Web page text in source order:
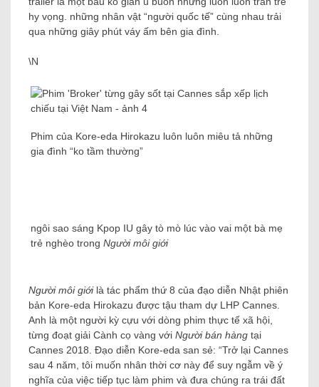
hy vọng. những nhân vật “người quốc tế” cùng nhau trải
qua những giây phút váy ấm bên gia đình.
\N
Phim của Kore-eda Hirokazu luôn luôn miêu tả những
gia đình “ko tầm thường”
ngôi sao sáng Kpop IU gây tò mò lúc vào vai một bà mẹ
trẻ nghèo trong Người môi giới
Người môi giớilà tác phẩm thứ 8 của đạo diễn Nhật phiên
bản Kore-eda Hirokazu được tậu tham dự LHP Cannes.
Anh là một người kỳ cựu với dòng phim thực tế xã hội,
từng đoạt giải Cành cọ vàng với Người bán hàng tại
Cannes 2018. Đạo diễn Kore-eda san sẻ: “Trở lại Cannes
sau 4 năm, tôi muốn nhân thời cơ này để suy ngẫm về ý
nghĩa của việc tiếp tục làm phim và đưa chúng ra trái đất